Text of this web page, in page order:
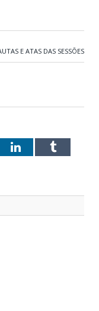
E ATAS DAS SESSÕES
LinkedInTumblr